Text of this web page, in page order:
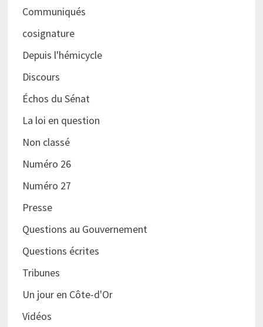
Communiqués
cosignature
Depuis l'hémicycle
Discours
Échos du Sénat
La loi en question
Non classé
Numéro 26
Numéro 27
Presse
Questions au Gouvernement
Questions écrites
Tribunes
Un jour en Côte-d'Or
Vidéos